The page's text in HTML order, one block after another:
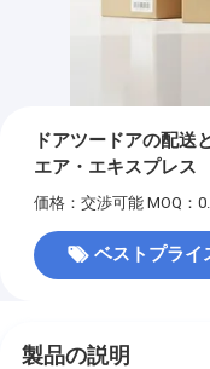
ドアツードアの配送
エア・エキスプレス
価格：交渉可能 MOQ：
ベストプライ
製品の説明